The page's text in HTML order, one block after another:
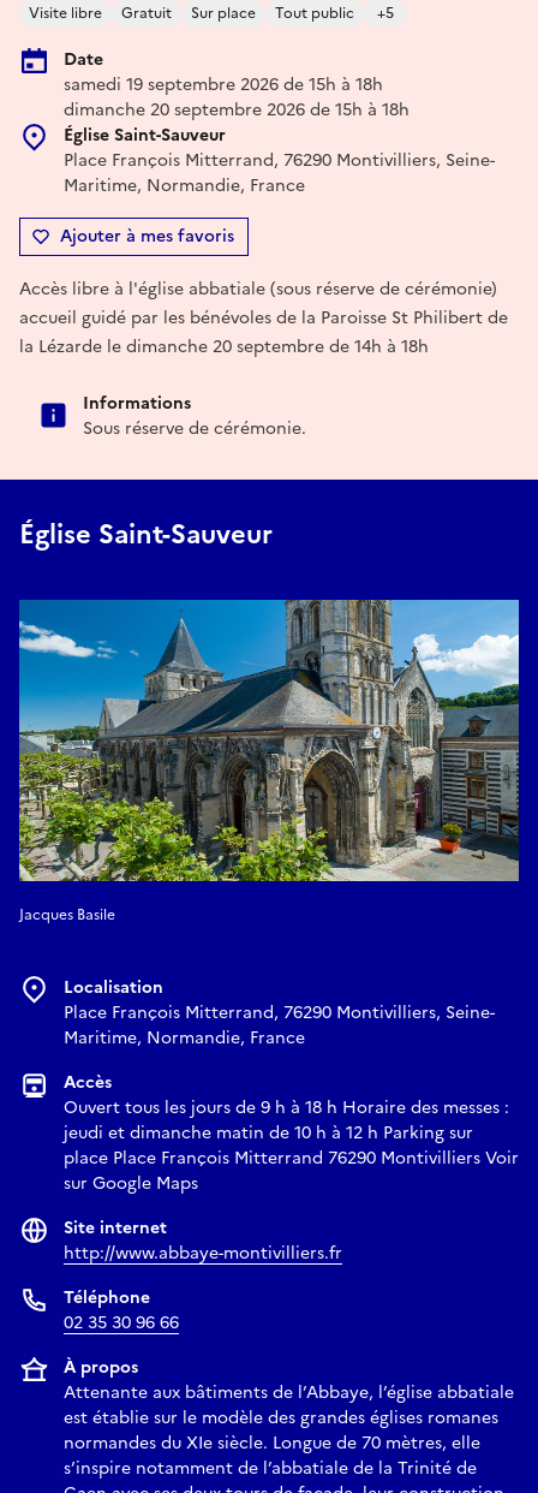
Visite libre Gratuit Sur place Tout public +5
Date
samedi 19 septembre 2026 de 15h à 18h
dimanche 20 septembre 2026 de 15h à 18h
Église Saint-Sauveur
Place François Mitterrand, 76290 Montivilliers, Seine-
Maritime, Normandie, France
Ajouter à mes favoris
Accès libre à l'église abbatiale (sous réserve de cérémonie)
accueil guidé par les bénévoles de la Paroisse St Philibert de
la Lézarde le dimanche 20 septembre de 14h à 18h
Informations
Sous réserve de cérémonie.
Église Saint-Sauveur
Jacques Basile
Localisation
Place François Mitterrand, 76290 Montivilliers, Seine-
Maritime, Normandie, France
Accès
Ouvert tous les jours de 9 h à 18 h Horaire des messes :
jeudi et dimanche matin de 10 h à 12 h Parking sur
place Place François Mitterrand 76290 Montivilliers Voir
sur Google Maps
Site internet
http://www.abbaye-montivilliers.fr
Téléphone
02 35 30 96 66
À propos
Attenante aux bâtiments de l’Abbaye, l’église abbatiale
est établie sur le modèle des grandes églises romanes
normandes du XIe siècle. Longue de 70 mètres, elle
s’inspire notamment de l’abbatiale de la Trinité de